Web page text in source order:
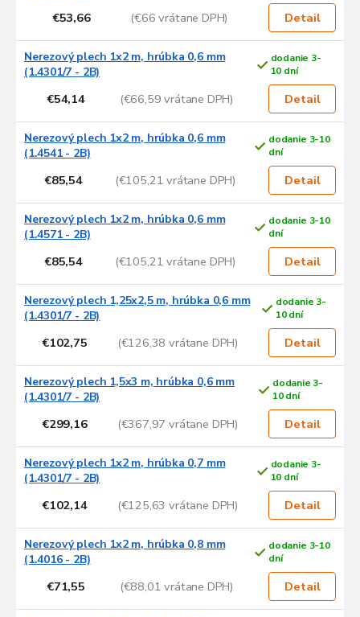
€53,66 (€66 vrátane DPH) Detail
Nerezový plech 1x2 m, hrúbka 0,6 mm
(1.4301/7 - 2B)
dodanie 3-
10 dní
€54,14 (€66,59 vrátane DPH) Detail
Nerezový plech 1x2 m, hrúbka 0,6 mm
(1.4541 - 2B)
dodanie 3-10
dní
€85,54 (€105,21 vrátane DPH) Detail
Nerezový plech 1x2 m, hrúbka 0,6 mm
(1.4571 - 2B)
dodanie 3-10
dní
€85,54 (€105,21 vrátane DPH) Detail
Nerezový plech 1,25x2,5 m, hrúbka 0,6 mm
(1.4301/7 - 2B)
dodanie 3-
10 dní
€102,75 (€126,38 vrátane DPH) Detail
Nerezový plech 1,5x3 m, hrúbka 0,6 mm
(1.4301/7 - 2B)
dodanie 3-
10 dní
€299,16 (€367,97 vrátane DPH) Detail
Nerezový plech 1x2 m, hrúbka 0,7 mm
(1.4301/7 - 2B)
dodanie 3-
10 dní
€102,14 (€125,63 vrátane DPH) Detail
Nerezový plech 1x2 m, hrúbka 0,8 mm
(1.4016 - 2B)
dodanie 3-10
dní
€71,55 (€88,01 vrátane DPH) Detail